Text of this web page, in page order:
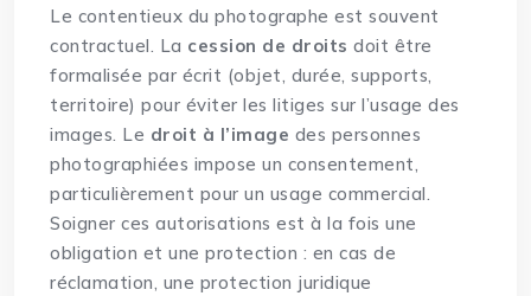
Le contentieux du photographe est souvent
contractuel. La cession de droits doit être
formalisée par écrit (objet, durée, supports,
territoire) pour éviter les litiges sur l’usage des
images. Le droit à l’image des personnes
photographiées impose un consentement,
particulièrement pour un usage commercial.
Soigner ces autorisations est à la fois une
obligation et une protection : en cas de
réclamation, une protection juridique